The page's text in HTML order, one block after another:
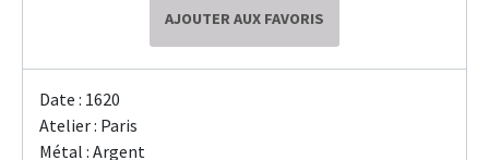
AJOUTER AUX FAVORIS
Date : 1620
Atelier : Paris
Métal : Argent